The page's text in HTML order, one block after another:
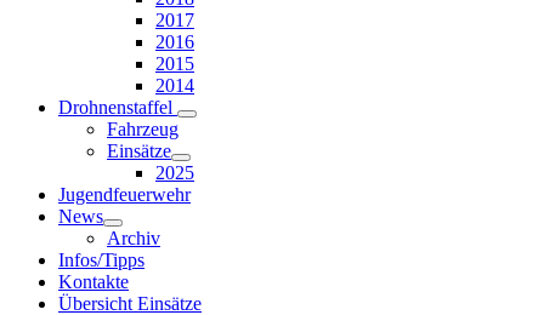
2017
2016
2015
2014
Drohnenstaffel
Fahrzeug
Einsätze
2025
Jugendfeuerwehr
News
Archiv
Infos/Tipps
Kontakte
Übersicht Einsätze